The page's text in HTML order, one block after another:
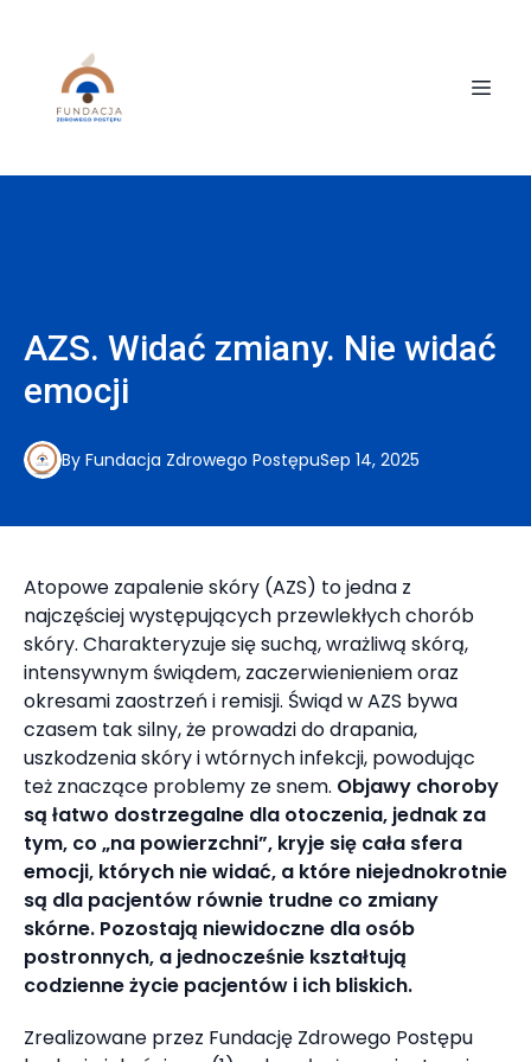
AZS. Widać zmiany. Nie widać
emocji
Sep 14, 2025
By Fundacja Zdrowego Postępu
Atopowe zapalenie skóry (AZS) to jedna z
najczęściej występujących przewlekłych chorób
skóry. Charakteryzuje się suchą, wrażliwą skórą,
intensywnym świądem, zaczerwienieniem oraz
okresami zaostrzeń i remisji. Świąd w AZS bywa
czasem tak silny, że prowadzi do drapania,
uszkodzenia skóry i wtórnych infekcji, powodując
też znaczące problemy ze snem. Objawy choroby
są łatwo dostrzegalne dla otoczenia, jednak za
tym, co „na powierzchni”, kryje się cała sfera
emocji, których nie widać, a które niejednokrotnie
są dla pacjentów równie trudne co zmiany
skórne. Pozostają niewidoczne dla osób
postronnych, a jednocześnie kształtują
codzienne życie pacjentów i ich bliskich.
Zrealizowane przez Fundację Zdrowego Postępu